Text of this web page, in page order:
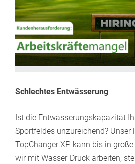
Schlechtes Entwässerung
Ist die Entwässerungskapazität
Sportfeldes unzureichend? Unser
TopChanger XP kann bis in
wir mit Wasser Druck arbeiten,